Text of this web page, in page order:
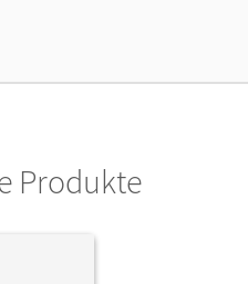
Titel nutzen möchten.
Produkte